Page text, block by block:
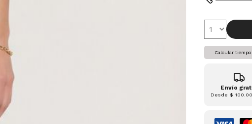
Calcular tiempo
Envío
Desde $